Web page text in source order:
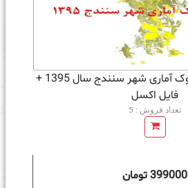
نقشه شیپ فایل بلوک آماری شهر سنندج سال 1395 +
فايل اكسل
تعداد فروش : 5
399000 تومان